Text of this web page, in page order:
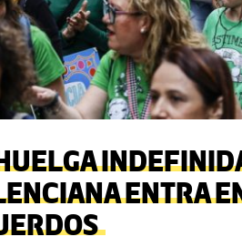
ENTRA